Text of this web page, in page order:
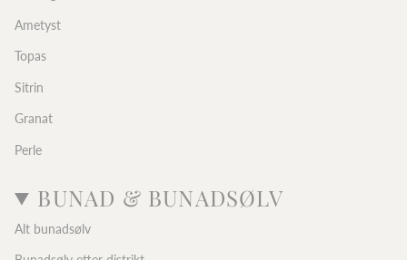
Ametyst
Topas
Sitrin
Granat
Perle
BUNAD & BUNADSØLV
Alt bunadsølv